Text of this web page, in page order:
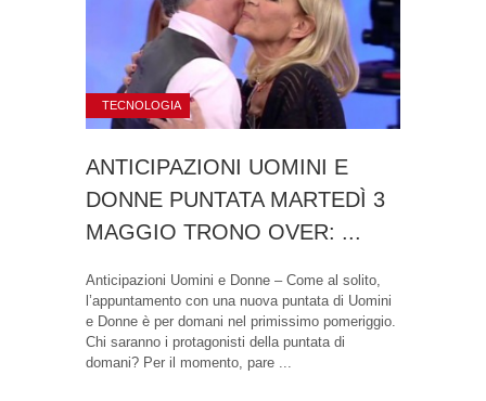
TECNOLOGIA
ANTICIPAZIONI UOMINI E
DONNE PUNTATA MARTEDÌ 3
MAGGIO TRONO OVER: ...
Anticipazioni Uomini e Donne – Come al solito,
l’appuntamento con una nuova puntata di Uomini
e Donne è per domani nel primissimo pomeriggio.
Chi saranno i protagonisti della puntata di
domani? Per il momento, pare ...